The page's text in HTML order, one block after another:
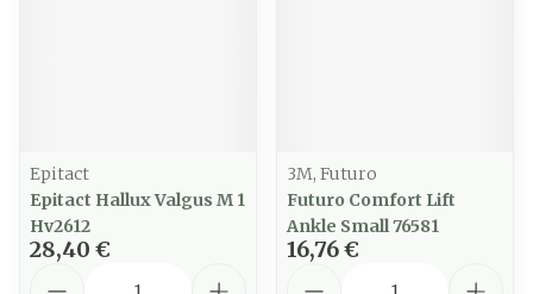
Epitact
Epitact Hallux Valgus M 1
Hv2612
28,40 €
3M, Futuro
Futuro Comfort Lift
Ankle Small 76581
16,76 €